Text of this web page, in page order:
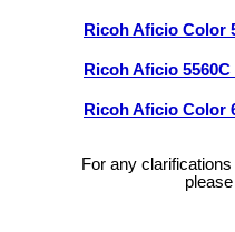
Ricoh Aficio Color
Ricoh Aficio
Ricoh Aficio Color
For any